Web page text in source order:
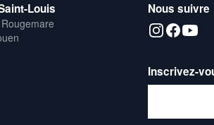
Louis Nous suivre
Inscrivez-